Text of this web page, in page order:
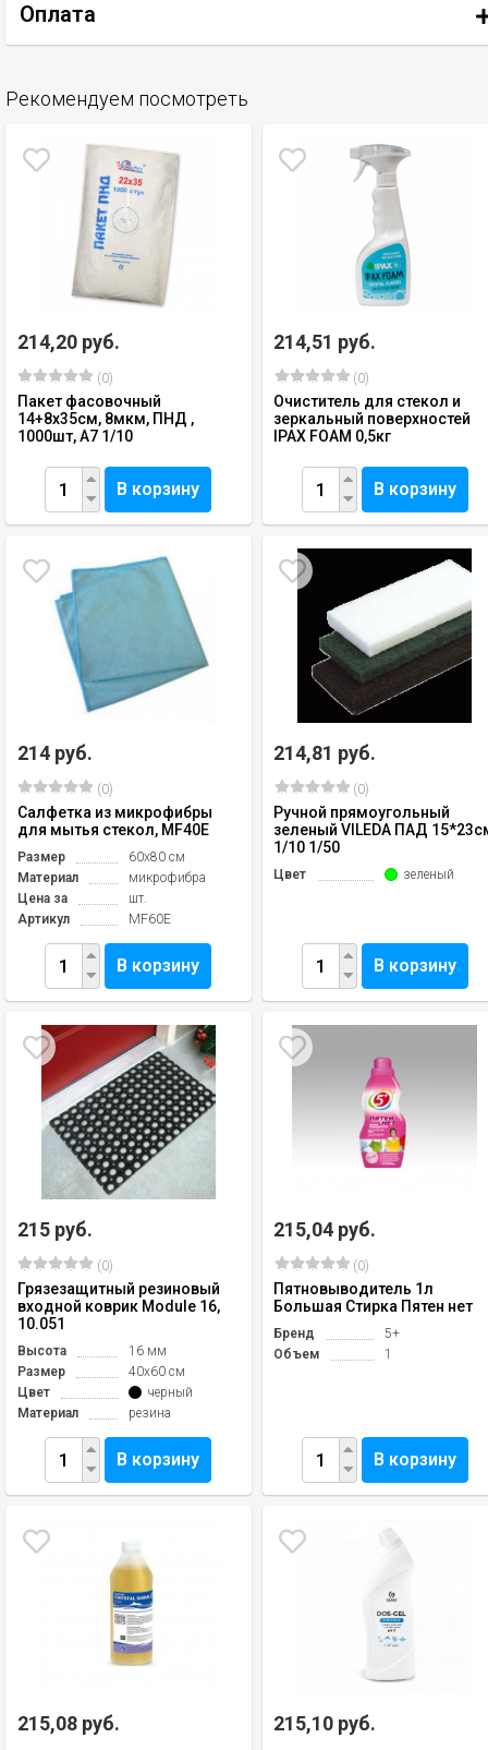
Оплата
Рекомендуем посмотреть
214,20 руб.
(0)
Пакет фасовочный
14+8х35см, 8мкм, ПНД ,
1000шт, А7 1/10
В корзину
214,51 руб.
(0)
Очиститель для стекол и
зеркальный поверхностей
IPAX FOAM 0,5кг
В корзину
214 руб.
(0)
Салфетка из микрофибры
для мытья стекол, MF40E
Размер
60х80 см
Материал
микрофибра
Цена за
шт.
Артикул
MF60E
В корзину
214,81 руб.
(0)
Ручной прямоугольный
зеленый VILEDA ПАД
1/10 1/50
Цвет зеленый
В корзину
215 руб.
(0)
Грязезащитный резиновый
входной коврик Module 16,
10.051
Высота
16 мм
Размер
40х60 см
Цвет
черный
Материал
резина
В корзину
215,04 руб.
(0)
Пятновыводитель 1л
Большая Стирка Пятен нет
Бренд
5+
Объем
1
В корзину
215,08 руб. 215,10 руб.